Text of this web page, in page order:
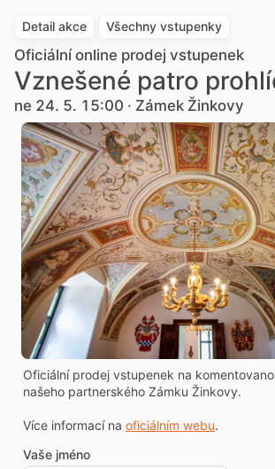
Detail akce Všechny vstupenky
Oficiální online prodej vstupenek
Vznešené patro
ne 24. 5. 15:00 · Zámek Žinkovy
Oficiální prodej vstupenek na
našeho partnerského Zámku Žinkovy.
Více informací na oficiálním webu.
Vaše jméno